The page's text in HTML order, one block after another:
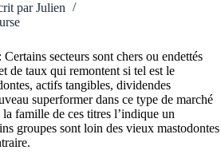
par Julien
secteurs sont chers ou endettés
de taux qui remontent si tel est le
actifs tangibles, dividendes
superformer dans ce type de marché
famille de ces titres l’indique un
groupes sont loin des vieux mastodontes